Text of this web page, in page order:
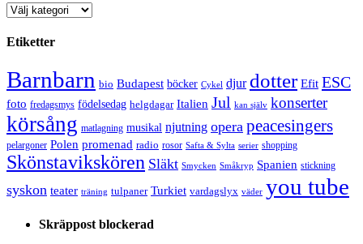
Kategorier
Etiketter
Barnbarn bio Budapest böcker Cykel djur dotter Efit ESC
foto fredagsmys födelsedag helgdagar Italien Jul kan själv konserter
körsång matlagning musikal njutning opera peacesingers
pelargoner Polen promenad radio rosor Safta & Sylta serier shopping
Skönstavikskören Släkt Smycken Småkryp Spanien stickning
syskon teater träning tulpaner Turkiet vardagslyx väder you tube
Skräppost blockerad